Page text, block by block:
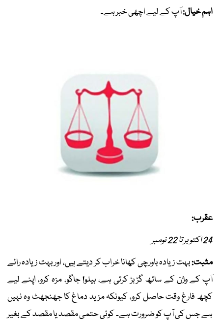
اہم خیال:آپ کے لیے اچھی خبر ہے۔
عقرب:
24 اکتوبر تا 22 نومبر
مثبت:بہت زیادہ باورچی کھانا خراب کر دیتے ہیں، اور بہت زیادہ رائے
آپ کے وژن کے ساتھ گڑبڑ کرتی ہے، ہیلو! جاگو، مزہ کرو، اپنے لیے
کچھ فارغ وقت حاصل کرو، کیونکہ مزید دماغ کا جھنجھٹ وہ نہیں
ہے جس کی آپ کو ضرورت ہے۔ کوئی حتمی مقصد یا مقصد کے بغیر